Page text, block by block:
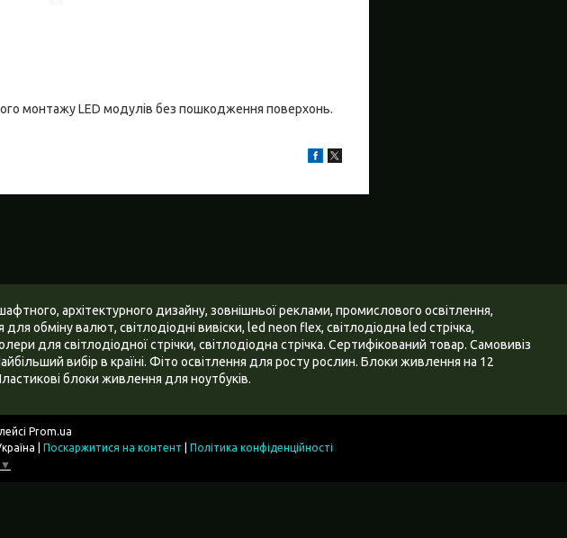
монтажу LED модулів без пошкодження поверхонь.
архітектурного дизайну, зовнішньої реклами, промислового освітлення,
обміну валют, світлодіодні вивіски, led neon flex, світлодіодна led стрічка,
для світлодіодної стрічки, світлодіодна стрічка. Сертифікований товар. Самовивіз
вибір в країні. Фіто освітлення для росту рослин. Блоки живлення на 12
блоки живлення для ноутбуків.
Prom.ua
Поскаржитися на контент
Політика конфіденційності
▼